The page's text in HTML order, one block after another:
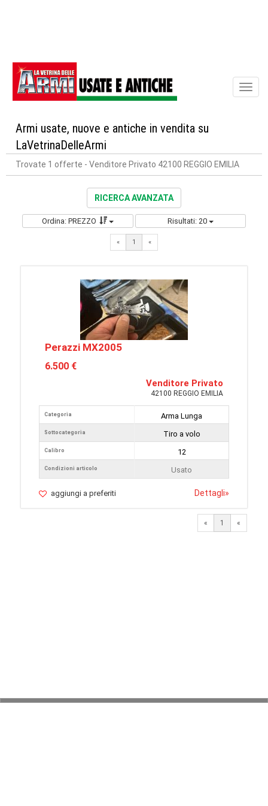
Armi usate, nuove e antiche in vendita su
LaVetrinaDelleArmi
Trovate 1 offerte - Venditore Privato 42100 REGGIO EMILIA
RICERCA AVANZATA
Ordina: PREZZO Risultati: 20
« 1 «
Perazzi MX2005
6.500 €
Venditore Privato
42100 REGGIO EMILIA
Categoria
Sottocategoria
Calibro
Condizioni articolo
Arma Lunga
Tiro a volo
12
Usato
aggiungi a preferiti Dettagli»
« 1 «